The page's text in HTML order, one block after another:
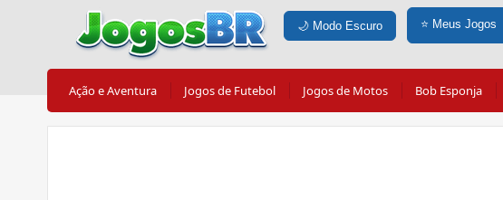
🌙 Modo Escuro ⭐ Meus Jogos
Ação e Aventura Jogos de Futebol Jogos de Motos Bob Esponja